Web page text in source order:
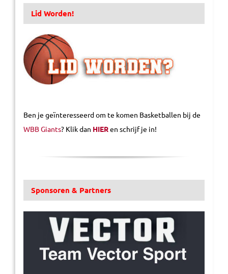
Lid Worden!
Ben je geïnteresseerd om te komen Basketballen bij de
WBB Giants? Klik dan HIERen schrijf je in!
Sponsoren & Partners